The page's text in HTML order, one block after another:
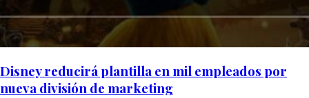
Disney reducirá plantilla en mil empleados por
nueva división de marketing